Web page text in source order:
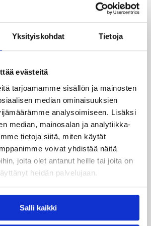
Yksityiskohdat Tietoja
evästeitä
tarjoamamme sisällön ja mainosten
median ominaisuuksien
analysoimiseen. Lisäksi
median, mainosalan ja analytiikka-
tietoja siitä, miten käytät
voivat yhdistää näitä
joita olet antanut heille tai joita on
heidän palvelujaan.
Salli kaikki
09.08.2026 22:47
vuotiaat tytöt
kisat
kun Serbia kaatui
vakuuttavasti 75–52.